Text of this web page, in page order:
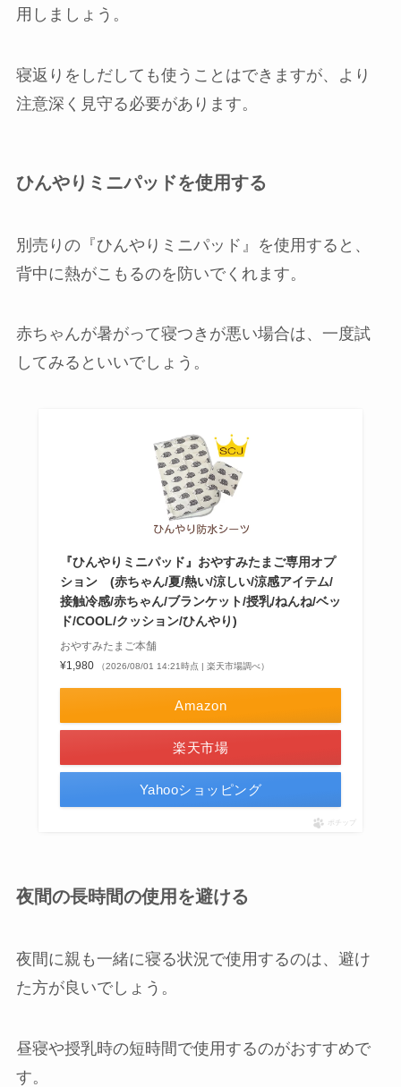
用しましょう。
寝返りをしだしても使うことはできますが、より
注意深く見守る必要があります。
ひんやりミニパッドを使用する
別売りの『ひんやりミニパッド』を使用すると、
背中に熱がこもるのを防いでくれます。
赤ちゃんが暑がって寝つきが悪い場合は、一度試
してみるといいでしょう。
『ひんやりミニパッド』おやすみたまご専用オプ
ション (赤ちゃん/夏/熱い/涼しい/涼感アイテム/
接触冷感/赤ちゃん/ブランケット/授乳/ねんね/ベッ
ド/COOL/クッション/ひんやり)
おやすみたまご本舗
¥1,980
（2026/08/01 14:21時点 | 楽天市場調べ）
Amazon
楽天市場
Yahooショッピング
ポチップ
夜間の長時間の使用を避ける
夜間に親も一緒に寝る状況で使用するのは、避け
た方が良いでしょう。
昼寝や授乳時の短時間で使用するのがおすすめで
す。